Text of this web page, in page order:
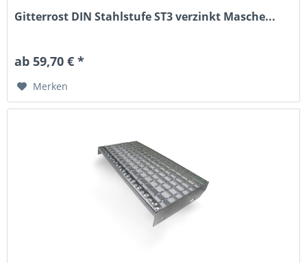
Gitterrost DIN Stahlstufe ST3 verzinkt Masche...
ab 59,70 € *
Merken